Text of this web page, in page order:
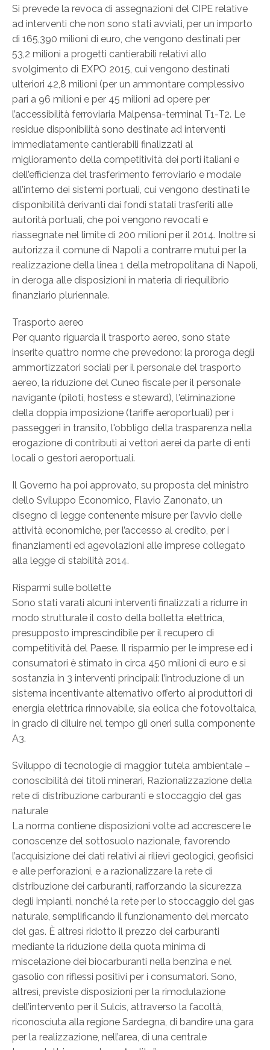
Si prevede la revoca di assegnazioni del CIPE relative
ad interventi che non sono stati avviati, per un importo
di 165,390 milioni di euro, che vengono destinati per
53,2 milioni a progetti cantierabili relativi allo
svolgimento di EXPO 2015, cui vengono destinati
ulteriori 42,8 milioni (per un ammontare complessivo
pari a 96 milioni e per 45 milioni ad opere per
l’accessibilità ferroviaria Malpensa-terminal T1-T2. Le
residue disponibilità sono destinate ad interventi
immediatamente cantierabili finalizzati al
miglioramento della competitività dei porti italiani e
dell’efficienza del trasferimento ferroviario e modale
all’interno dei sistemi portuali, cui vengono destinati le
disponibilità derivanti dai fondi statali trasferiti alle
autorità portuali, che poi vengono revocati e
riassegnate nel limite di 200 milioni per il 2014. Inoltre si
autorizza il comune di Napoli a contrarre mutui per la
realizzazione della linea 1 della metropolitana di Napoli,
in deroga alle disposizioni in materia di riequilibrio
finanziario pluriennale.
Trasporto aereo
Per quanto riguarda il trasporto aereo, sono state
inserite quattro norme che prevedono: la proroga degli
ammortizzatori sociali per il personale del trasporto
aereo, la riduzione del Cuneo fiscale per il personale
navigante (piloti, hostess e steward), l'eliminazione
della doppia imposizione (tariffe aeroportuali) per i
passeggeri in transito, l'obbligo della trasparenza nella
erogazione di contributi ai vettori aerei da parte di enti
locali o gestori aeroportuali.
Il Governo ha poi approvato, su proposta del ministro
dello Sviluppo Economico, Flavio Zanonato, un
disegno di legge contenente misure per l’avvio delle
attività economiche, per l’accesso al credito, per i
finanziamenti ed agevolazioni alle imprese collegato
alla legge di stabilità 2014.
Risparmi sulle bollette
Sono stati varati alcuni interventi finalizzati a ridurre in
modo strutturale il costo della bolletta elettrica,
presupposto imprescindibile per il recupero di
competitività del Paese. Il risparmio per le imprese ed i
consumatori è stimato in circa 450 milioni di euro e si
sostanzia in 3 interventi principali: l’introduzione di un
sistema incentivante alternativo offerto ai produttori di
energia elettrica rinnovabile, sia eolica che fotovoltaica,
in grado di diluire nel tempo gli oneri sulla componente
A3.
Sviluppo di tecnologie di maggior tutela ambientale –
conoscibilità dei titoli minerari, Razionalizzazione della
rete di distribuzione carburanti e stoccaggio del gas
naturale
La norma contiene disposizioni volte ad accrescere le
conoscenze del sottosuolo nazionale, favorendo
l’acquisizione dei dati relativi ai rilievi geologici, geofisici
e alle perforazioni, e a razionalizzare la rete di
distribuzione dei carburanti, rafforzando la sicurezza
degli impianti, nonché la rete per lo stoccaggio del gas
naturale, semplificando il funzionamento del mercato
del gas. È altresì ridotto il prezzo dei carburanti
mediante la riduzione della quota minima di
miscelazione dei biocarburanti nella benzina e nel
gasolio con riflessi positivi per i consumatori. Sono,
altresì, previste disposizioni per la rimodulazione
dell’intervento per il Sulcis, attraverso la facoltà,
riconosciuta alla regione Sardegna, di bandire una gara
per la realizzazione, nell’area, di una centrale